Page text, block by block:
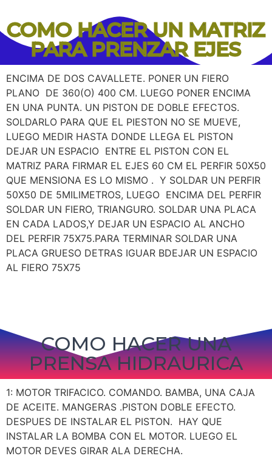
COMO HACER UN MATRIZ
PARA PRENZAR EJES
ENCIMA DE DOS CAVALLETE. PONER UN FIERO
PLANO DE 360(O) 400 CM. LUEGO PONER ENCIMA
EN UNA PUNTA. UN PISTON DE DOBLE EFECTOS.
SOLDARLO PARA QUE EL PIESTON NO SE MUEVE,
LUEGO MEDIR HASTA DONDE LLEGA EL PISTON
DEJAR UN ESPACIO ENTRE EL PISTON CON EL
MATRIZ PARA FIRMAR EL EJES 60 CM EL PERFIR 50X50
QUE MENSIONA ES LO MISMO . Y SOLDAR UN PERFIR
50X50 DE 5MILIMETROS, LUEGO ENCIMA DEL PERFIR
SOLDAR UN FIERO, TRIANGURO. SOLDAR UNA PLACA
EN CADA LADOS,Y DEJAR UN ESPACIO AL ANCHO
DEL PERFIR 75X75.PARA TERMINAR SOLDAR UNA
PLACA GRUESO DETRAS IGUAR BDEJAR UN ESPACIO
AL FIERO 75X75
COMO HACER UNA
PRENSA HIDRAURICA
1: MOTOR TRIFACICO. COMANDO. BAMBA, UNA CAJA
DE ACEITE. MANGERAS .PISTON DOBLE EFECTO.
DESPUES DE INSTALAR EL PISTON. HAY QUE
INSTALAR LA BOMBA CON EL MOTOR. LUEGO EL
MOTOR DEVES GIRAR ALA DERECHA.